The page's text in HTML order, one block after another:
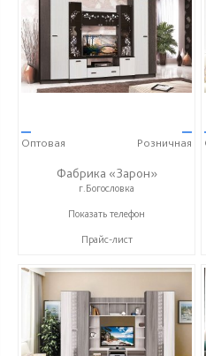
—
Оптовая
—
Розничная
Фабрика «Зарон»
г.Богословка
+7 (8412) 21-50-66
Показать телефон
Прайс-лист